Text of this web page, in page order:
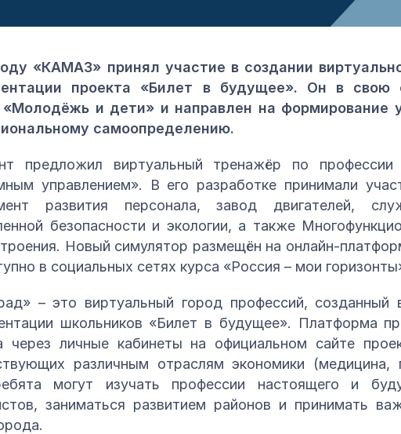
«КАМАЗ» принял участие в создании
проекта «Билет в будущее». Он в свою
«Молодёжь и дети» и направлен на формирование
самоопределению.
предложил виртуальный тренажёр по
управлением». В его разработке принимали
развития персонала, завод двигателей,
безопасности и экологии, а также
Новый симулятор размещён на онлайн-
в социальных сетях курса «Россия – мои
– это виртуальный город профессий, созданный
школьников «Билет в будущее». Платформа
через личные кабинеты на официальном сайте
различным отраслям экономики
могут изучать профессии настоящего и
заниматься развитием районов и принимать